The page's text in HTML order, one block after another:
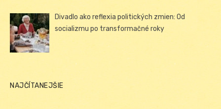
Divadlo ako reflexia politických zmien: Od
socializmu po transformačné roky
NAJČÍTANEJŠIE